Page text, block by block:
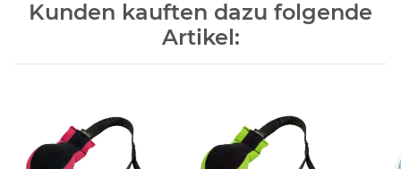
Kunden kauften dazu folgende
Artikel: